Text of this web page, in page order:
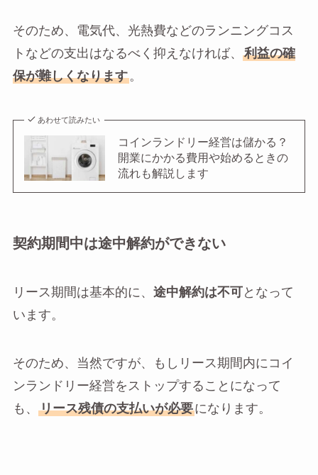
そのため、電気代、光熱費などのランニングコス
トなどの支出はなるべく抑えなければ、
利益の確
保が難しくなります。
あわせて読みたい
コインランドリー経営は儲かる？
開業にかかる費用や始めるときの
流れも解説します
契約期間中は途中解約ができない
リース期間は基本的に、 途中解約は不可
となって
います。
そのため、当然ですが、もしリース期間内にコイ
ンランドリー経営をストップすることになって
も、
リース残債の支払いが必要になります。